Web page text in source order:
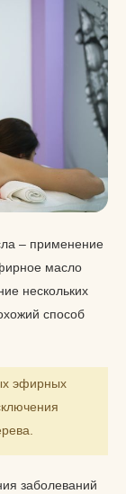
– применение
масло
нескольких
способ
эфирных
заболеваний